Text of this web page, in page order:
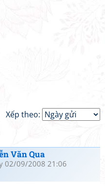
Xếp theo:
Văn Qua
02/09/2008 21:06